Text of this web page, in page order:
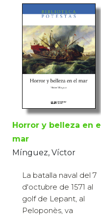
Horror y belleza en el
mar
Mínguez, Víctor
La batalla naval del 7
d'octubre de 1571 al
golf de Lepant, al
Peloponès, va